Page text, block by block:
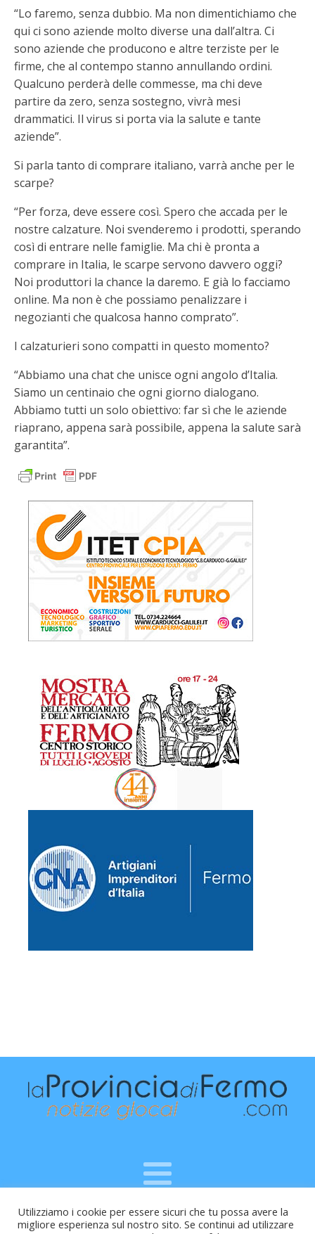
“Lo faremo, senza dubbio. Ma non dimentichiamo che
qui ci sono aziende molto diverse una dall’altra. Ci
sono aziende che producono e altre terziste per le
firme, che al contempo stanno annullando ordini.
Qualcuno perderà delle commesse, ma chi deve
partire da zero, senza sostegno, vivrà mesi
drammatici. Il virus si porta via la salute e tante
aziende”.
Si parla tanto di comprare italiano, varrà anche per le
scarpe?
“Per forza, deve essere così. Spero che accada per le
nostre calzature. Noi svenderemo i prodotti, sperando
così di entrare nelle famiglie. Ma chi è pronta a
comprare in Italia, le scarpe servono davvero oggi?
Noi produttori la chance la daremo. E già lo facciamo
online. Ma non è che possiamo penalizzare i
negozianti che qualcosa hanno comprato”.
I calzaturieri sono compatti in questo momento?
“Abbiamo una chat che unisce ogni angolo d’Italia.
Siamo un centinaio che ogni giorno dialogano.
Abbiamo tutti un solo obiettivo: far sì che le aziende
riaprano, appena sarà possibile, appena la salute sarà
garantita”.
Raffaele Vitali - via Leopardi 10 - 61121 Pesaro (PU) -
Utilizziamo i cookie per essere sicuri che tu possa avere la
migliore esperienza sul nostro sito. Se continui ad utilizzare